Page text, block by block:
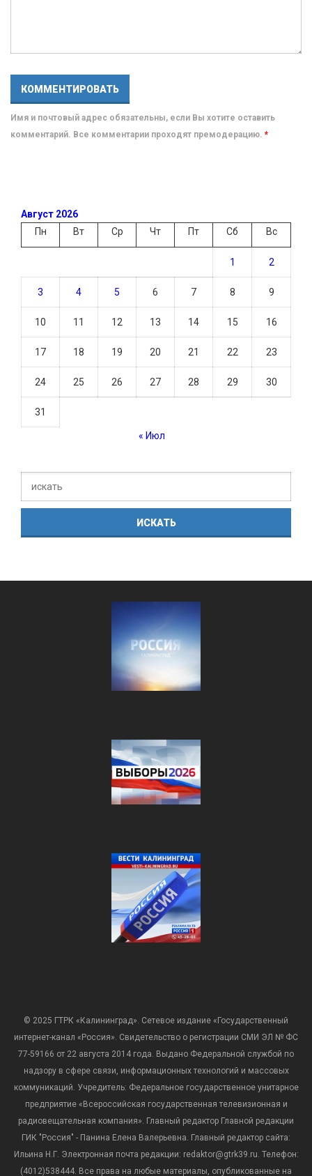
Имя и почтовый адрес обязательны, если Вы хотите оставить
комментарий. Все комментарии проходят премодерацию. *
Август 2026
Пн
Вт Ср Чт Пт Сб Вс
1 2
3 4 5 6 7 8 9
10 11 12 13 14 15 16
17 18 19 20 21 22 23
24 25 26 27 28 29 30
31
« Июл
© 2025 ГТРК «Калининград». Сетевое издание «Государственный
интернет-канал «Россия». Свидетельство о регистрации СМИ ЭЛ № ФС
77-59166 от 22 августа 2014 года. Выдано Федеральной службой по
надзору в сфере связи, информационных технологий и массовых
коммуникаций. Учредитель: Федеральное государственное унитарное
предприятие «Всероссийская государственная телевизионная и
радиовещательная компания». Главный редактор Главной редакции
ГИК "Россия" - Панина Елена Валерьевна. Главный редактор сайта:
Ильина Н.Г. Электронная почта редакции: redaktor@gtrk39.ru. Телефон:
(4012)538444. Все права на любые материалы, опубликованные на